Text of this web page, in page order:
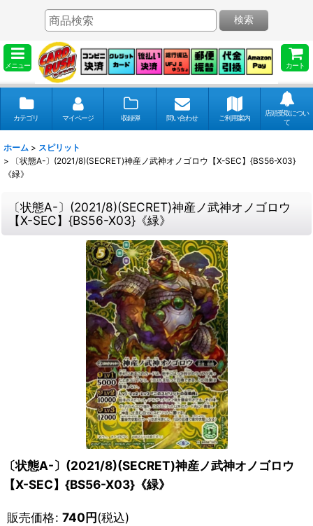
メニュー カート
検索
カテゴリ マイページ 収録弾 問い合わせ ご利用案内
店頭受取につい
て
ホーム > スピリット
>
〔状態A-〕(2021/8)(SECRET)神産ノ武神オノゴロウ【X-SEC】{BS56-X03}
《緑》
〔状態A-〕(2021/8)(SECRET)神産ノ武神オノゴロウ
【X-SEC】{BS56-X03}《緑》
〔状態A-〕(2021/8)(SECRET)神産ノ武神オノゴロウ
【X-SEC】{BS56-X03}《緑》
販売価格: 740円(税込)